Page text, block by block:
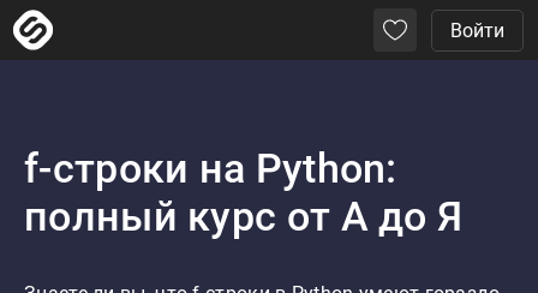
Войти
f-строки на Python:
полный курс от А до Я